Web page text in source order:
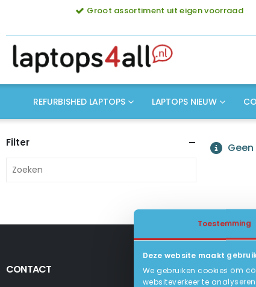
Toestemming
Deze website maakt
We gebruiken cookies om
websiteverkeer te
Groot assortiment uit eigen voorraad
REFURBISHED LAPTOPS LAPTOPS NIEUW
Filter
CONTACT